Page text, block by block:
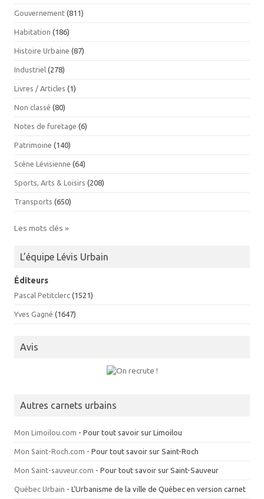
Gouvernement (811)
Habitation (186)
Histoire Urbaine (87)
Industriel (278)
Livres / Articles (1)
Non classé (80)
Notes de furetage (6)
Patrimoine (140)
Scène Lévisienne (64)
Sports, Arts & Loisirs (208)
Transports (650)
Les mots clés »
L’équipe Lévis Urbain
Éditeurs
Pascal Petitclerc (1521)
Yves Gagné (1647)
Avis
Autres carnets urbains
Mon Limoilou.com - Pour tout savoir sur Limoilou
Mon Saint-Roch.com - Pour tout savoir sur Saint-Roch
Mon Saint-sauveur.com - Pour tout savoir sur Saint-Sauveur
Québec Urbain - L’Urbanisme de la ville de Québec en version carnet